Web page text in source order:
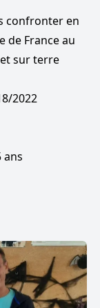
confronter en
de France au
sur terre
2022
ans